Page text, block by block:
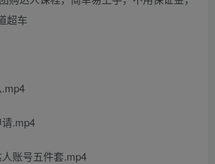
.mp4
账号五件套.mp4